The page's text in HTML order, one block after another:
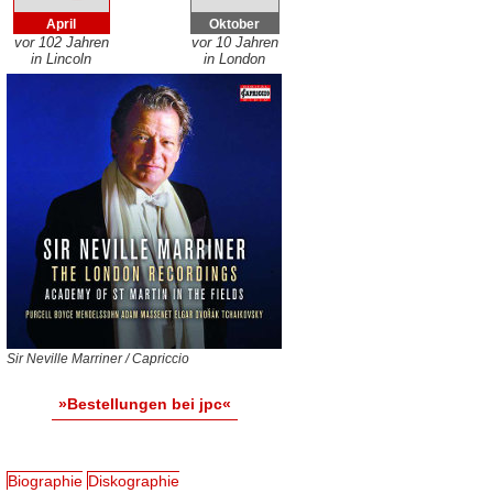
April
vor 102 Jahren
in Lincoln
Oktober
vor 10 Jahren
in London
Sir Neville Marriner / Capriccio
»Bestellungen bei jpc«
Biographie Diskographie